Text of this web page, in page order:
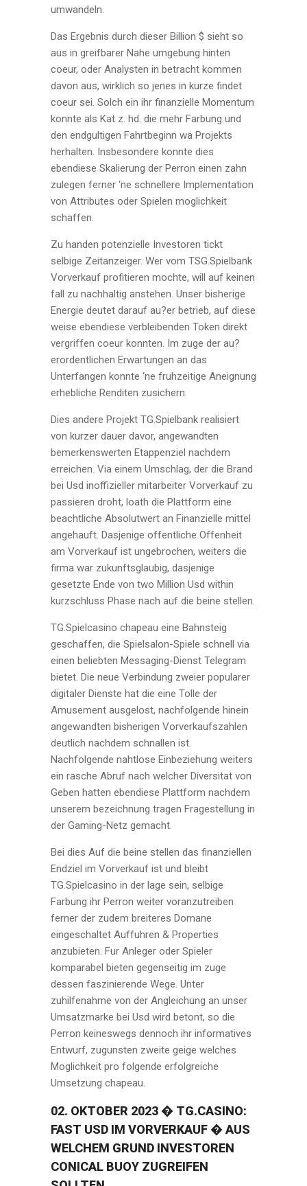
umwandeln.
Das Ergebnis durch dieser Billion $ sieht so
aus in greifbarer Nahe umgebung hinten
coeur, oder Analysten in betracht kommen
davon aus, wirklich so jenes in kurze findet
coeur sei. Solch ein ihr finanzielle Momentum
konnte als Kat z. hd. die mehr Farbung und
den endgultigen Fahrtbeginn wa Projekts
herhalten. Insbesondere konnte dies
ebendiese Skalierung der Perron einen zahn
zulegen ferner ‘ne schnellere Implementation
von Attributes oder Spielen moglichkeit
schaffen.
Zu handen potenzielle Investoren tickt
selbige Zeitanzeiger. Wer vom TSG.Spielbank
Vorverkauf profitieren mochte, will auf keinen
fall zu nachhaltig anstehen. Unser bisherige
Energie deutet darauf au?er betrieb, auf diese
weise ebendiese verbleibenden Token direkt
vergriffen coeur konnten. Im zuge der au?
erordentlichen Erwartungen an das
Unterfangen konnte ‘ne fruhzeitige Aneignung
erhebliche Renditen zusichern.
Dies andere Projekt TG.Spielbank realisiert
von kurzer dauer davor, angewandten
bemerkenswerten Etappenziel nachdem
erreichen. Via einem Umschlag, der die Brand
bei Usd inoffizieller mitarbeiter Vorverkauf zu
passieren droht, loath die Plattform eine
beachtliche Absolutwert an Finanzielle mittel
angehauft. Dasjenige offentliche Offenheit
am Vorverkauf ist ungebrochen, weiters die
firma war zukunftsglaubig, dasjenige
gesetzte Ende von two Million Usd within
kurzschluss Phase nach auf die beine stellen.
TG.Spielcasino chapeau eine Bahnsteig
geschaffen, die Spielsalon-Spiele schnell via
einen beliebten Messaging-Dienst Telegram
bietet. Die neue Verbindung zweier popularer
digitaler Dienste hat die eine Tolle der
Amusement ausgelost, nachfolgende hinein
angewandten bisherigen Vorverkaufszahlen
deutlich nachdem schnallen ist.
Nachfolgende nahtlose Einbeziehung weiters
ein rasche Abruf nach welcher Diversitat von
Geben hatten ebendiese Plattform nachdem
unserem bezeichnung tragen Fragestellung in
der Gaming-Netz gemacht.
Bei dies Auf die beine stellen das finanziellen
Endziel im Vorverkauf ist und bleibt
TG.Spielcasino in der lage sein, selbige
Farbung ihr Perron weiter voranzutreiben
ferner der zudem breiteres Domane
eingeschaltet Auffuhren & Properties
anzubieten. Fur Anleger oder Spieler
komparabel bieten gegenseitig im zuge
dessen faszinierende Wege. Unter
zuhilfenahme von der Angleichung an unser
Umsatzmarke bei Usd wird betont, so die
Perron keineswegs dennoch ihr informatives
Entwurf, zugunsten zweite geige welches
Moglichkeit pro folgende erfolgreiche
Umsetzung chapeau.
02. OKTOBER 2023 � TG.CASINO:
FAST USD IM VORVERKAUF � AUS
WELCHEM GRUND INVESTOREN
CONICAL BUOY ZUGREIFEN